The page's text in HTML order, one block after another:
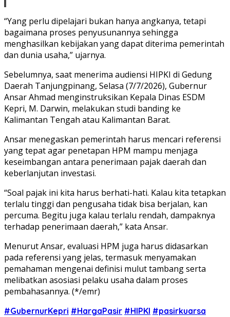
“Yang perlu dipelajari bukan hanya angkanya, tetapi
bagaimana proses penyusunannya sehingga
menghasilkan kebijakan yang dapat diterima pemerintah
dan dunia usaha,” ujarnya.
Sebelumnya, saat menerima audiensi HIPKI di Gedung
Daerah Tanjungpinang, Selasa (7/7/2026), Gubernur
Ansar Ahmad menginstruksikan Kepala Dinas ESDM
Kepri, M. Darwin, melakukan studi banding ke
Kalimantan Tengah atau Kalimantan Barat.
Ansar menegaskan pemerintah harus mencari referensi
yang tepat agar penetapan HPM mampu menjaga
keseimbangan antara penerimaan pajak daerah dan
keberlanjutan investasi.
“Soal pajak ini kita harus berhati-hati. Kalau kita tetapkan
terlalu tinggi dan pengusaha tidak bisa berjalan, kan
percuma. Begitu juga kalau terlalu rendah, dampaknya
terhadap penerimaan daerah,” kata Ansar.
Menurut Ansar, evaluasi HPM juga harus didasarkan
pada referensi yang jelas, termasuk menyamakan
pemahaman mengenai definisi mulut tambang serta
melibatkan asosiasi pelaku usaha dalam proses
pembahasannya. (*/emr)
#GubernurKepri #HargaPasir #HIPKI #pasirkuarsa